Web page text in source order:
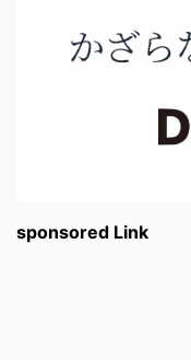
sponsored Link